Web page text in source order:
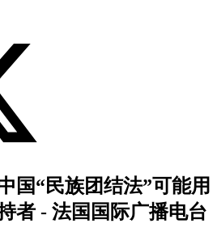
国“民族团结法”可能用
者 - 法国国际广播电台